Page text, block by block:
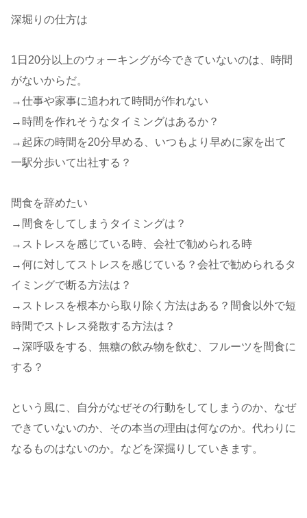
深堀りの仕方は
1日20分以上のウォーキングが今できていないのは、時間
がないからだ。
→仕事や家事に追われて時間が作れない
→時間を作れそうなタイミングはあるか？
→起床の時間を20分早める、いつもより早めに家を出て
一駅分歩いて出社する？
間食を辞めたい
→間食をしてしまうタイミングは？
→ストレスを感じている時、会社で勧められる時
→何に対してストレスを感じている？会社で勧められるタ
イミングで断る方法は？
→ストレスを根本から取り除く方法はある？間食以外で短
時間でストレス発散する方法は？
→深呼吸をする、無糖の飲み物を飲む、フルーツを間食に
する？
という風に、自分がなぜその行動をしてしまうのか、なぜ
できていないのか、その本当の理由は何なのか。代わりに
なるものはないのか。などを深掘りしていきます。